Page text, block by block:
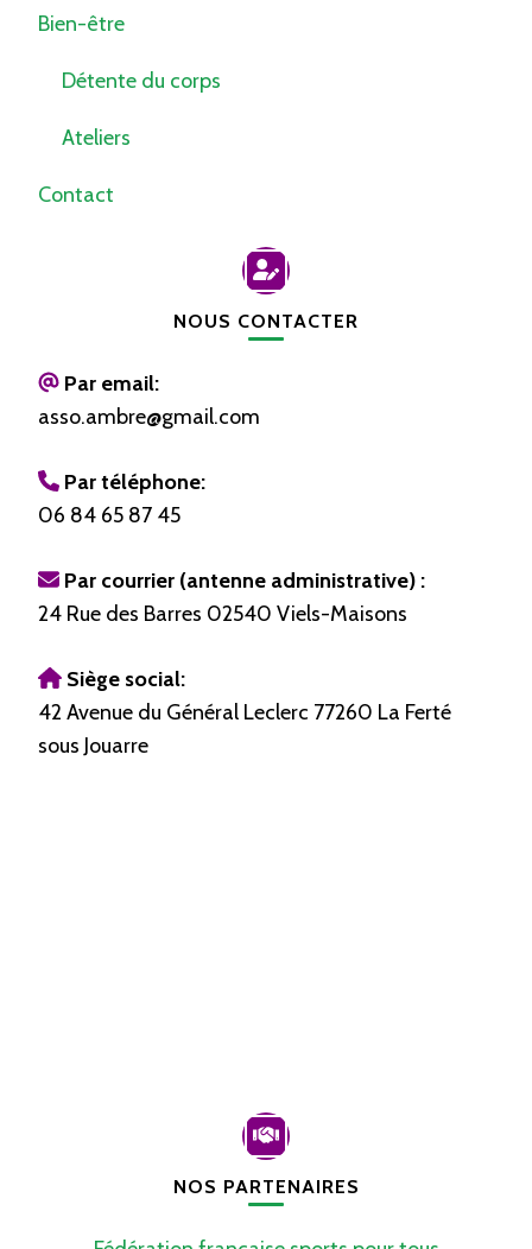
Bien-être
Détente du corps
Ateliers
Contact
NOUS CONTACTER
Par email:
asso.ambre@gmail.com
Par téléphone:
06 84 65 87 45
Par courrier (antenne administrative) :
24 Rue des Barres 02540 Viels-Maisons
Siège social:
42 Avenue du Général Leclerc 77260 La Ferté
sous Jouarre
NOS PARTENAIRES